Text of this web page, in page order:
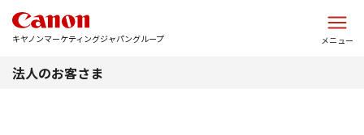
キヤノンマーケティングジャパングループ メニュー
法人のお客さま